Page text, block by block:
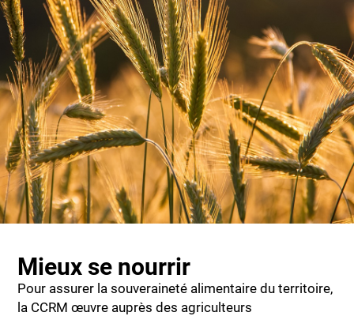
Mieux se nourrir
Pour assurer la souveraineté alimentaire du territoire,
la CCRM œuvre auprès des agriculteurs